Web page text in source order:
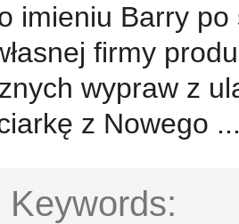
imieniu Barry
firmy
wypraw z
z Nowego
Keywords: